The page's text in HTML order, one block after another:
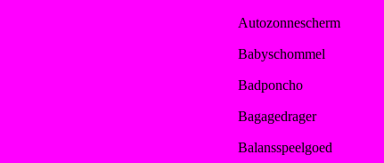
Autozonnescherm
Babyschommel
Badponcho
Bagagedrager
Balansspeelgoed